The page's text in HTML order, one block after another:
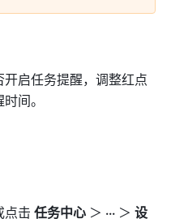
启任务提醒，调整红点
间。
点击 任务中心 ＞ ··· ＞ 设